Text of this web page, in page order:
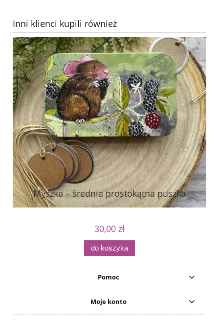
Inni klienci kupili również
Myszka – średnia prostokątna puszka
30,00 zł
do koszyka
Pomoc
Moje konto